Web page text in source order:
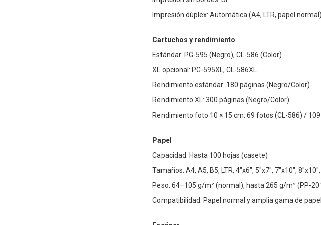
Impresión dúplex: Automática (A4, LTR, papel normal)
Cartuchos y rendimiento
Estándar: PG-595 (Negro), CL-586 (Color)
XL opcional: PG-595XL, CL-586XL
Rendimiento estándar: 180 páginas (Negro/Color)
Rendimiento XL: 300 páginas (Negro/Color)
Rendimiento foto 10 × 15 cm: 69 fotos (CL-586) /
Papel
Capacidad: Hasta 100 hojas (casete)
Tamaños: A4, A5, B5, LTR, 4"x6", 5"x7", 7"x10",
Peso: 64–105 g/m² (normal), hasta 265 g/m² (PP-
Compatibilidad: Papel normal y amplia gama de